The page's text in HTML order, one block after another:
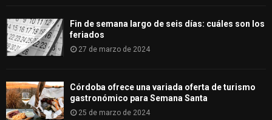
Fin de semana largo de seis días: cuáles son los
feriados
27 de marzo de 2024
Córdoba ofrece una variada oferta de turismo
gastronómico para Semana Santa
25 de marzo de 2024